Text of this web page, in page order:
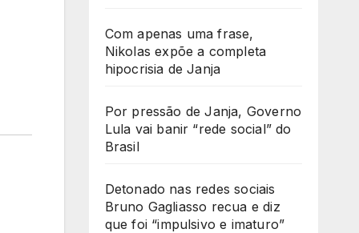
Com apenas uma frase,
Nikolas expõe a completa
hipocrisia de Janja
Por pressão de Janja, Governo
Lula vai banir “rede social” do
Brasil
Detonado nas redes sociais
Bruno Gagliasso recua e diz
que foi “impulsivo e imaturo”